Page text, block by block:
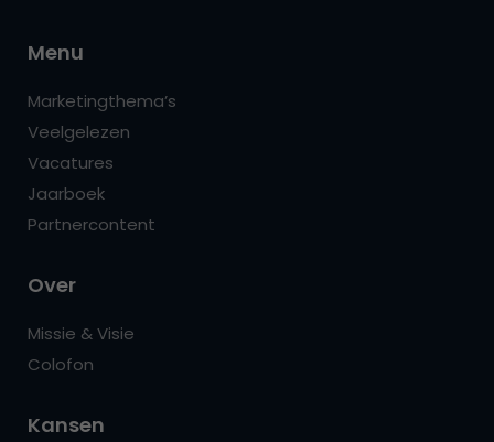
Menu
Marketingthema’s
Veelgelezen
Vacatures
Jaarboek
Partnercontent
Over
Missie & Visie
Colofon
Kansen